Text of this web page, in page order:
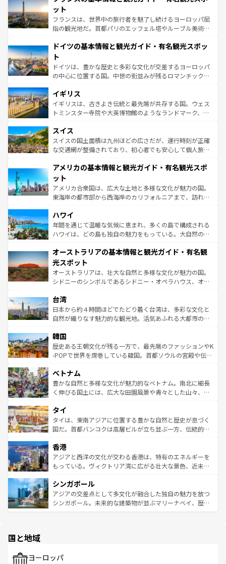
しい。
れる闘牛、そして美味しいタパスが生活の一部となってい
る。首都マドリードの洗練された雰囲気や、バルセロナの
アートに溢れた街角から、地方では古代ローマ遺跡や中世
せる。地方によって風土や気候が異なるスペインはその個
ンテンツ一覧 を参照してほしい。
ット
フランスは、世界中の旅行者を魅了し続けるヨーロッパ屈
指の観光地だ。首都パリのエッフェル塔やルーブル美術館
で、幅広い魅力が詰まっている。華麗な宮殿、歴史的な大
聖堂、美しいビーチ、そして豊かな自然が、訪れる者を心
から魅了する。また、フランスは美食の国としても知ら
れ、フランス料理はユネスコ無形文化遺産にも登録されて
香り高いラベンダー畑など、多彩な楽しみ方が可能だ。さ
らに、パリ以外の地域にも魅力が溢れており、どの街角に
も豊かな歴史と文化が息づいている。パリ以外の個性あふ
を参照してほしい。
ドイツの基本情報と観光ガイド・有名観光スポッ
ト
ドイツは、豊かな歴史と多彩な文化が交差するヨーロッパ
の中心に位置する国。中世の街並みが残るロマンチック街
顔を持つこの国は、どこを歩いても飽きることがない。ベ
ルリンの文化的活気、バイエルン州のアルプスの絶景、そ
してライン川沿いのワイン畑といった風景は必見。ビール
は、お酒好きな人にはぜひ体験してほしい。 なお、新着の
ドイツ情報はコンテンツ一覧を参照してほしい。
イギリス
イギリスは、古きよき伝統と最先端が共存する国。ウェス
トミンスター寺院や大英博物館のようなランドマーク、歴
リアごとに異なる魅力がある。また、優雅なアフタヌーン
ティー、ビール好きにはたまらない英国パブ、サッカー観
戦など、本場だからこそできる体験も豊富。イギリスを旅
ンツ一覧を参照してほしい。
スイス
スイスの国土面積は九州ほどの広さだが、運行時刻が正確
な交通網が整備されており、初心者でも安心して個人旅行
の建物がそのまま残る町や、スイスならではのユニークな
博物館もあり、アルプス観光だけでなく町歩きも満喫する
ことができる。国民の所得が高いため物価も高いが、旅行
者向けの交通パス提供のサービスもあり、うまく活用すれ
着のスイス情報は
アメリカの基本情報と観光ガイド・有名観光スポ
ット
アメリカ合衆国は、広大な土地と多様な文化が魅力の国。
東海岸の都市部から西海岸のカリフォルニアまで、訪れる
のような巨大都市は、観光、ショッピング、エンターテイ
ンメントが詰まった刺激的なスポットだ。一方、アメリカ
西部には大自然が広がり、グランドキャニオンやイエロー
部のニューオーリンズでは、音楽と美食が融合した独特の
文化が魅力。旅行者はアメリカの各地域で異なる魅力を楽
しみながら、その多様性と豊かな歴史を感じることができ
るだろう。車でのロードトリップや列車の旅も、アメリカ
情報は
ハワイ
年間を通じて温暖な気候に恵まれ、多くの島で構成される
ハワイは、どの島も独自の魅力をもっている。大自然の神
ワイ島は見逃せない。また、定番の観光地といえばオアフ
島だが、静かな自然を求めるならマウイ島やカウアイ島が
おすすめ。エメラルドグリーンに輝く海をはじめ、豊かな
文化や歴史が息づいている。「アロハスピリット」と呼ば
人々、おいしいローカルフードやハワイアンミュージッ
ク、伝統的なフラダンスなど、すべてがハワイの魅力を彩
っている。訪れるたびに新しい発見と感動が待っているハ
はコンテンツ一覧
オーストラリアの基本情報と観光ガイド・有名観
光スポット
オーストラリアは、壮大な自然と多様な文化が魅力の国。
シドニーのシンボルであるシドニー・オペラハウス、オー
リアリーフや大陸中央部にそびえるウルル（エアーズロッ
ク）、タスマニアの美しい原生林やケアンズの熱帯雨林な
ど、見どころがたくさん。また、カフェやワイン、オージ
いる。アクティビティも充実しており、サーフィンやダイ
ビング、ハイキングなど、アウトドア好きにはたまらな
い。オーストラリアの多彩な魅力を存分に味わいつくそ
参照してほしい。
台湾
日本から約４時間ほどでたどり着く台湾は、多彩な文化と
自然が織りなす魅力的な観光地。活気あふれる大都市の台
ン）、静ひつな山岳地帯である台湾東部など、都市の喧騒
と山間の静けさが共存しており、訪れる人に新しい発見と
驚きをもたらしてくれる。また、奥深い台湾の食文化も魅
容にもいいと評判のスイーツなど、バラエティ豊かな料理
が味わえる。 なお、新着の台湾情報は コンテンツ一覧を参
照してほしい。
韓国
歴史ある王朝文化が残る一方で、最先端のファッションやK
-POPで世界を席巻している韓国。首都ソウルの宮殿や伝統
き、地方に足を延ばせば四季折々の自然美を楽しむことが
できる。そして、キムチや焼肉、絶品のストリートフード
まで、さまざまな韓国料理が待っている。夜には、韓国な
リティに包まれながら、韓国の多彩な魅力を心ゆくまで味
わってみてほしい。 なお、新着の韓国情報はコンテンツ一
覧を参照してほしい。
ベトナム
豊かな自然と多様な文化が魅力的なベトナム。南北に細長
く伸びる国土には、広大な田園風景や青々とした山々、世
急速な発展と共に伝統が息づく。ハノイの古い町並みやホ
ーチミン市のフランス統治時代の建物も、独特の雰囲気を
醸し出している。また、バラエティの豊かさとおいしさで
とつ。フォーやバインミー、ベトナムコーヒーなどは、ぜ
ひ現地で味わいたい。どの地域を訪れてもあたたかい人々
が旅行者を迎えてくれるので、きっと忘れられない旅にな
参照してほしい。
タイ
タイは、東南アジアに位置する豊かな自然と歴史が息づく
国だ。首都バンコクは高層ビルが立ち並ぶ一方、伝統的な
の活気が交差している。北部ではチェンマイなどの山岳地
帯で自然と触れ合い、南部ではプーケットやクラビの美し
いビーチでリゾート気分を楽しむことができる。タイ料理
激する。気候は一年中温暖で、どの季節にも異なる楽しみ
が待っている。親しみやすいタイの人々、仏教を中心とし
た文化、そして多様な観光資源が、訪れる旅人を魅了し続
香港
アジアと西洋の文化が交わる香港は、特有のエネルギーを
もっている。ヴィクトリア湾に広がる壮大な景色、近未来
み、どこを訪れても感動するはず。観光スポットが密集し
ており、効率よく見どころを回れるのも魅力。息をのむよ
うな絶景から文化的な体験まで、香港を存分に楽しみ尽く
シンガポール
アジアの交差点として多文化が融合した独自の魅力を放つ
シンガポール。未来的な建築物が並ぶマリーナベイ、歴史
で、ホーカーズは地元の風情を楽しめる外せないスポット
国と地域
ヨーロッパ